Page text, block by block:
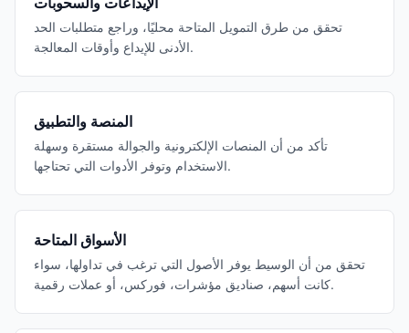
تحقق من طرق التمويل المتاحة محليًا، وراجع متطلبات الحد
الأدنى للإيداع وأوقات المعالجة.
المنصة والتطبيق
تأكد من أن المنصات الإلكترونية والجوالة مستقرة وسهلة
الاستخدام وتوفر الأدوات التي تحتاجها.
الأسواق المتاحة
تحقق من أن الوسيط يوفر الأصول التي ترغب في تداولها، سواء
كانت أسهم، صناديق مؤشرات، فوركس، أو عملات رقمية.